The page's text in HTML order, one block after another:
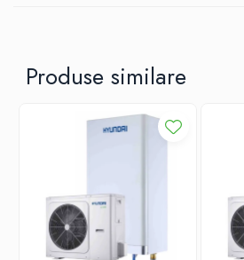
Produse similare